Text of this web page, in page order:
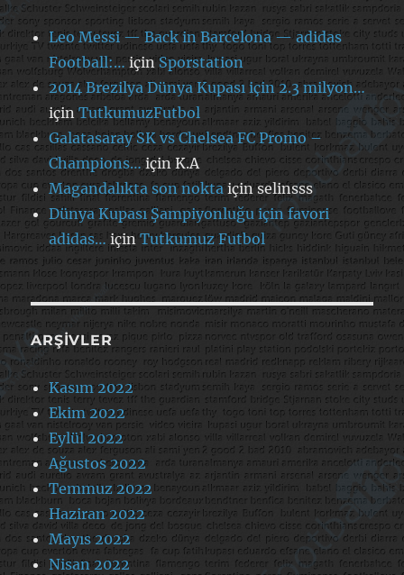
Leo Messi — Back in Barcelona — adidas
Football:… içinSporstation
2014 Brezilya Dünya Kupası için 2.3 milyon…
içinTutkumuzFutbol
Galatasaray SK vs Chelsea FC Promo –
Champions…içinK.A
Magandalıkta son noktaiçinselinsss
Dünya Kupası Şampiyonluğu için favori
adidas… içinTutkumuz Futbol
ARŞIVLER
Kasım 2022
Ekim 2022
Eylül 2022
Ağustos 2022
Temmuz 2022
Haziran 2022
Mayıs 2022
Nisan 2022